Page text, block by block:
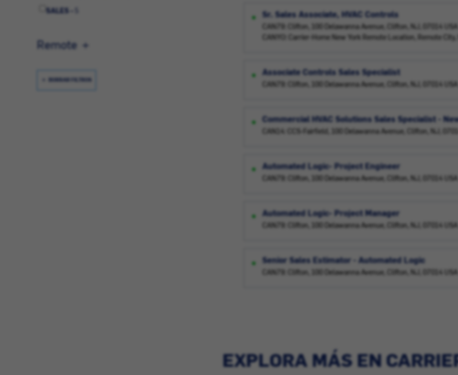
SALES -
Remote
BORRAR FILTROS
Sr. Sales Associate, HVAC Controls
CAN79: Clifton, 100 Delawanna Avenue, Clifton, NJ, 07014 USA
CANYO: Carrier-Home New York Remote Location, Remote
Associate Controls Sales Specialist
CAN79: Clifton, 100 Delawanna Avenue, Clifton, NJ, 07014 USA
Commercial HVAC Solutions Sales Specialist -
CAN14: CCS-Fairfield, 100 Delawanna Avenue, Clifton, NJ,
Automated Logic- Project Engineer
CAN79: Clifton, 100 Delawanna Avenue, Clifton, NJ, 07014 USA
Automated Logic- Project Manager
CAN79: Clifton, 100 Delawanna Avenue, Clifton, NJ, 07014 USA
Senior Sales Estimator - Automated Logic
CAN79: Clifton, 100 Delawanna Avenue, Clifton, NJ, 07014 USA
EXPLORA MÁS EN